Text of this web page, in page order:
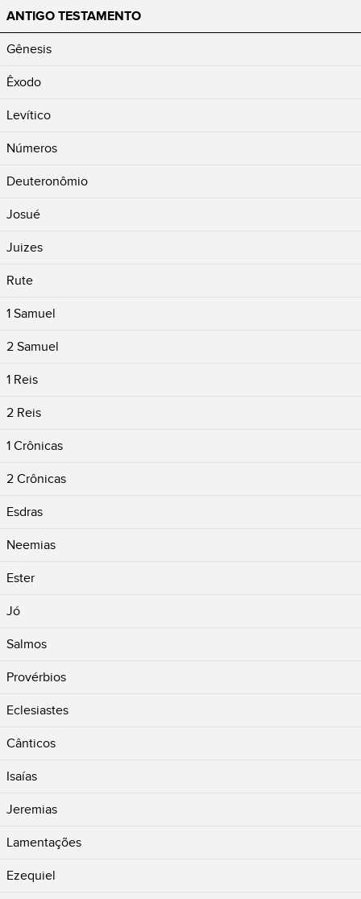
ANTIGO TESTAMENTO
Gênesis
Êxodo
Levítico
Números
Deuteronômio
Josué
Juizes
Rute
1 Samuel
2 Samuel
1 Reis
2 Reis
1 Crônicas
2 Crônicas
Esdras
Neemias
Ester
Jó
Salmos
Provérbios
Eclesiastes
Cânticos
Isaías
Jeremias
Lamentações
Ezequiel